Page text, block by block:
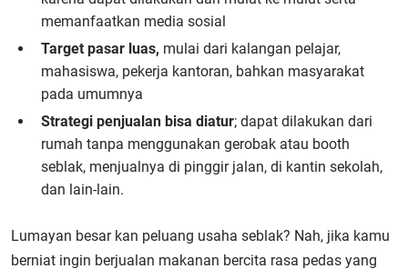
memanfaatkan media sosial
Target pasar luas, mulai dari kalangan pelajar,
mahasiswa, pekerja kantoran, bahkan masyarakat
pada umumnya
Strategi penjualan bisa diatur; dapat dilakukan dari
rumah tanpa menggunakan gerobak atau booth
seblak, menjualnya di pinggir jalan, di kantin sekolah,
dan lain-lain.
Lumayan besar kan peluang usaha seblak? Nah, jika kamu
berniat ingin berjualan makanan bercita rasa pedas yang